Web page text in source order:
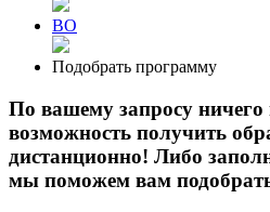
ВО
Подобрать программу
По вашему запросу ничего
возможность получить
дистанционно! Либо
мы поможем вам